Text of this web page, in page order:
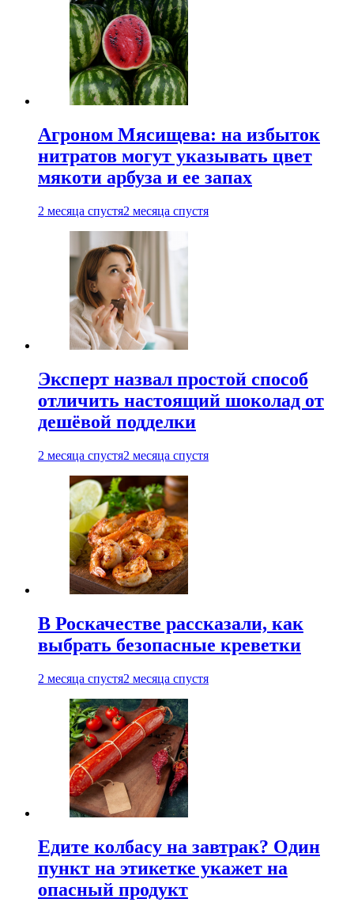
Агроном Мясищева: на избыток
нитратов могут указывать цвет
мякоти арбуза и ее запах
2 месяца спустя2 месяца спустя
Эксперт назвал простой способ
отличить настоящий шоколад от
дешёвой подделки
2 месяца спустя2 месяца спустя
В Роскачестве рассказали, как
выбрать безопасные креветки
2 месяца спустя2 месяца спустя
Едите колбасу на завтрак? Один
пункт на этикетке укажет на
опасный продукт